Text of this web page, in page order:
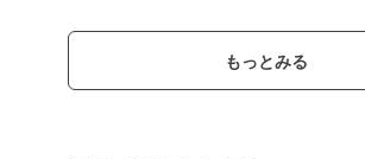
もっとみる